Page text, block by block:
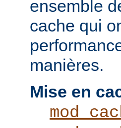
ensemble
cache qui
manières.
Mise en